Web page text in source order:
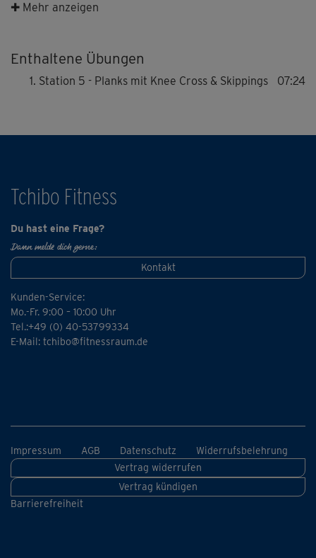
Muskulatur bis in die Tiefe und verbessern so die
für die Kondition! Trainiert werden mehrere Sätze mit
jeweils einer kurzen aktiven "Pause" dazwischen. Hier
✚ Mehr anzeigen
Enthaltene Übungen
Station 5 - Planks mit Knee Cross & Skippings 07:24
Tchibo Fitness
Du hast eine Frage?
Dann melde dich gerne:
Kontakt
Kunden-Service:
Mo.-Fr. 9:00 – 10:00 Uhr
Tel.:+49 (0) 40-53799334
E-Mail: tchibo@fitnessraum.de
Impressum AGB Datenschutz
Widerrufsbelehrung
Vertrag widerrufen
Vertrag kündigen
Barrierefreiheit